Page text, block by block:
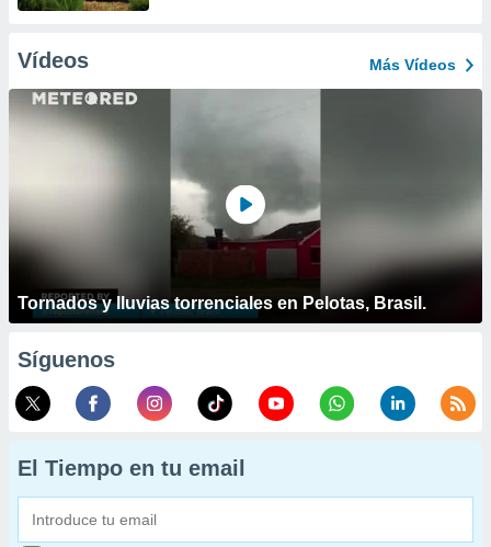
Vídeos Más Vídeos
Tornados y lluvias torrenciales en Pelotas, Brasil.
Síguenos
El Tiempo en tu email